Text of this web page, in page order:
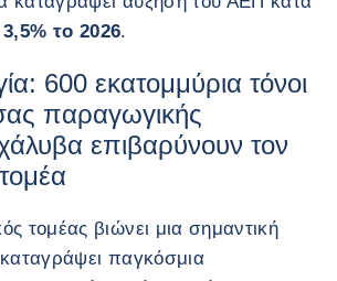
3,5% το 2026.
600 εκατομμύρια τόνοι
παραγωγικής
επιβαρύνουν τον
τομέας βιώνει μια σημαντική
παγκόσμια